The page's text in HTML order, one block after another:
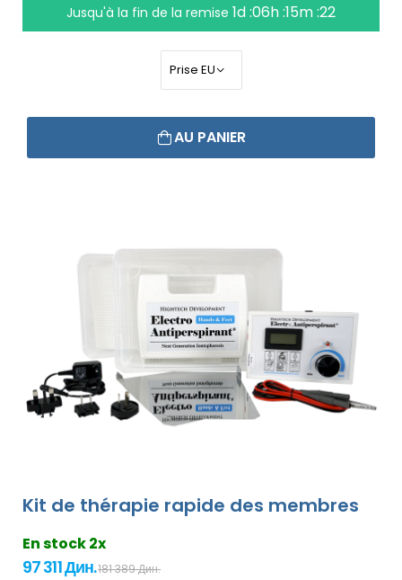
Jusqu'à la fin de la remise1d :06h :15m :21
AU PANIER
Kit de thérapie rapide des membres
En stock 2x
97 311 Дин.181 389 Дин.